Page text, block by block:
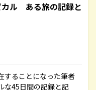
カル ある旅の記録と
することになった筆者
な45日間の記録と記